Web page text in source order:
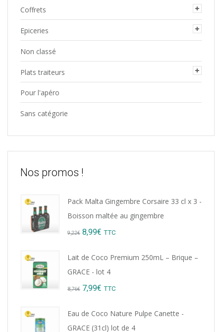
Coffrets
Epiceries
Non classé
Plats traiteurs
Pour l'apéro
Sans catégorie
Nos promos !
Pack Malta Gingembre Corsaire 33 cl x 3 -
Boisson maltée au gingembre
9,22€ Original
8,99€ Current
TTC
Lait de Coco Premium 250mL – Brique –
GRACE - lot 4
8,76€ Original
7,99€ Current
TTC
Eau de Coco Nature Pulpe Canette -
GRACE (31cl) lot de 4